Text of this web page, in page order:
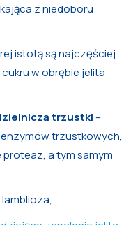
z niedoboru
istotą są najczęściej
w obrębie jelita
trzustki –
trzustkowych,
proteaz, a tym samym